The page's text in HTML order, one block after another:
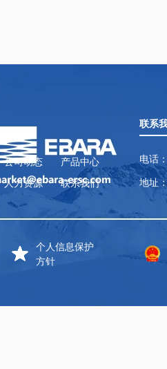
公司动态
产品中心
人力资源
联系我们
联系
电话
地址
个人信息保护
方针